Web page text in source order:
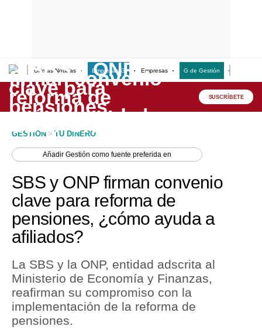
Últimas Noticias Empresas G Empresas G de Gestión
Lo último
Peru Quiosco
Economía
Mercados
Perú
Política
Tu Dinero
Finanzas Personales
SUSCRÍBETE
GESTION > TU DINERO
AñadirGestión como fuente preferida en
SBS y ONP firman convenio
clave para reforma de
pensiones, ¿cómo ayuda a
afiliados?
La SBS y la ONP, entidad adscrita al
Ministerio de Economía y Finanzas,
reafirman su compromiso con la
implementación de la reforma de
pensiones.